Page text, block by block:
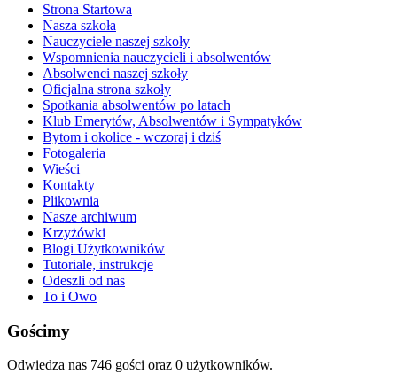
Strona Startowa
Nasza szkoła
Nauczyciele naszej szkoły
Wspomnienia nauczycieli i absolwentów
Absolwenci naszej szkoły
Oficjalna strona szkoły
Spotkania absolwentów po latach
Klub Emerytów, Absolwentów i Sympatyków
Bytom i okolice - wczoraj i dziś
Fotogaleria
Wieści
Kontakty
Plikownia
Nasze archiwum
Krzyżówki
Blogi Użytkowników
Tutoriale, instrukcje
Odeszli od nas
To i Owo
Gościmy
Odwiedza nas 746 gości oraz 0 użytkowników.